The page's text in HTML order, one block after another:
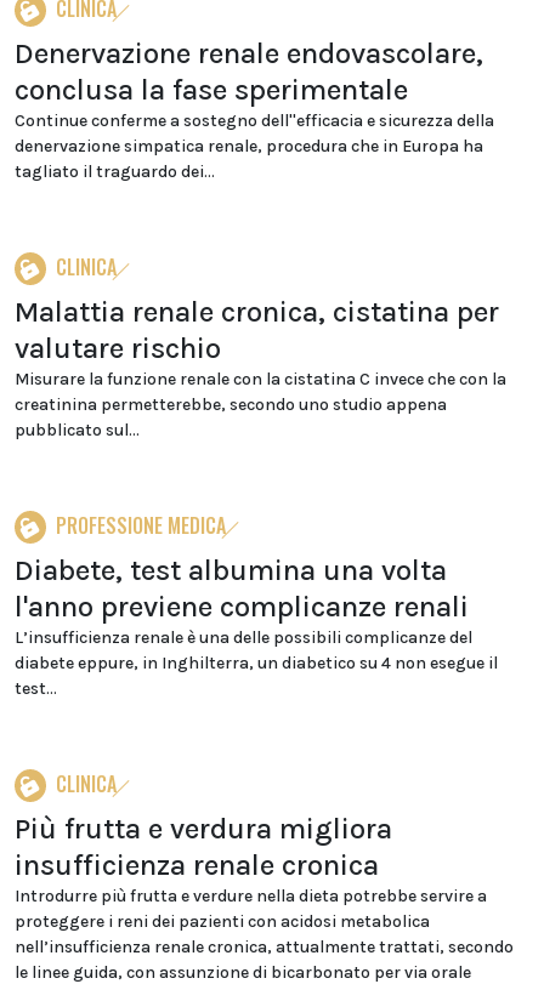
CLINICA
Denervazione renale endovascolare,
conclusa la fase sperimentale
Continue conferme a sostegno dell''efficacia e sicurezza della
denervazione simpatica renale, procedura che in Europa ha
tagliato il traguardo dei...
CLINICA
Malattia renale cronica, cistatina per
valutare rischio
Misurare la funzione renale con la cistatina C invece che con la
creatinina permetterebbe, secondo uno studio appena
pubblicato sul...
PROFESSIONE MEDICA
Diabete, test albumina una volta
l'anno previene complicanze renali
L’insufficienza renale è una delle possibili complicanze del
diabete eppure, in Inghilterra, un diabetico su 4 non esegue il
test...
CLINICA
Più frutta e verdura migliora
insufficienza renale cronica
Introdurre più frutta e verdure nella dieta potrebbe servire a
proteggere i reni dei pazienti con acidosi metabolica
nell’insufficienza renale cronica, attualmente trattati, secondo
le linee guida, con assunzione di bicarbonato per via orale